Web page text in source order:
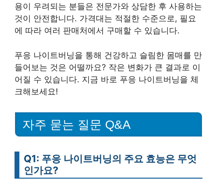
용이 우려되는 분들은 전문가와 상담한 후 사용하는
것이 안전합니다. 가격대는 적절한 수준으로, 필요
에 따라 여러 판매처에서 구매할 수 있습니다.
푸응 나이트버닝을 통해 건강하고 슬림한 몸매를 만
들어보는 것은 어떨까요? 작은 변화가 큰 결과로 이
어질 수 있습니다. 지금 바로 푸응 나이트버닝을 체
크해보세요!
자주 묻는 질문 Q&A
Q1: 푸응 나이트버닝의 주요 효능은 무엇
인가요?